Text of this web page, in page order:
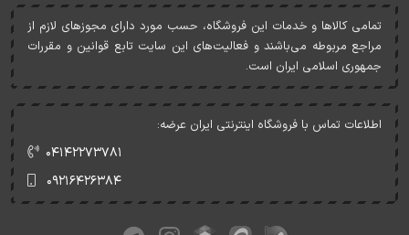
تمامی کالاها و خدمات اين فروشگاه، حسب مورد دارای مجوزهای لازم از
مراجع مربوطه می‌باشند و فعاليت‌های اين سايت تابع قوانين و مقررات
جمهوری اسلامی ايران است.
اطلاعات تماس با فروشگاه اینترنتی ایران عرضه:
۰۴۱۴۲۲۷۳۷۸۱
۰۹۲۱۶۴۲۶۳۸۴